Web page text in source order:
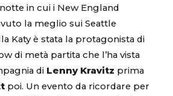
in cui i New England
la meglio sui Seattle
Katy è stata la protagonista di
di metà partita che l’ha vista
di Lenny Kravitz prima
poi. Un evento da ricordare per